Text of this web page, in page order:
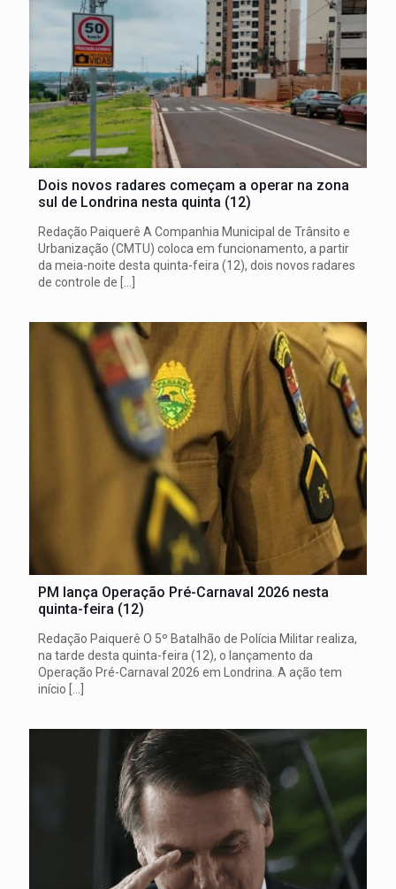
Dois novos radares começam a operar na zona
sul de Londrina nesta quinta (12)
Redação Paiquerê A Companhia Municipal de Trânsito e
Urbanização (CMTU) coloca em funcionamento, a partir
da meia-noite desta quinta-feira (12), dois novos radares
de controle de […]
PM lança Operação Pré-Carnaval 2026 nesta
quinta-feira (12)
Redação Paiquerê O 5º Batalhão de Polícia Militar realiza,
na tarde desta quinta-feira (12), o lançamento da
Operação Pré-Carnaval 2026 em Londrina. A ação tem
início